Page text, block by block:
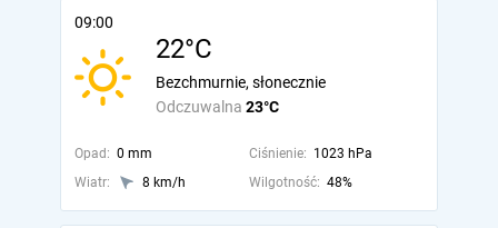
09:00
22°C
Odczuwalna 23°C
Bezchmurnie, słonecznie
Opad: 0 mm Ciśnienie: 1023 hPa
Wiatr:
8 km/h Wilgotność: 48%